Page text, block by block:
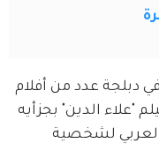
دبلجة عدد من أفلام
"علاء الدين" بجزأيه
الصوت العربي لشخصية